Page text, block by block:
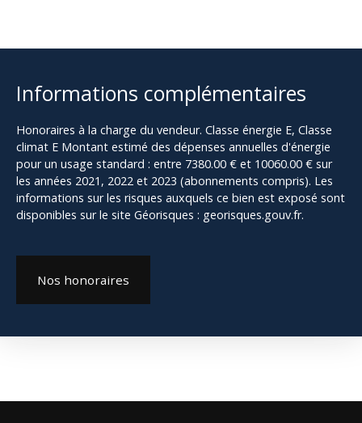
Informations complémentaires
Honoraires à la charge du vendeur. Classe énergie E, Classe
climat E Montant estimé des dépenses annuelles d'énergie
pour un usage standard : entre 7380.00 € et 10060.00 € sur
les années 2021, 2022 et 2023 (abonnements compris). Les
informations sur les risques auxquels ce bien est exposé sont
disponibles sur le site Géorisques : georisques.gouv.fr.
Nos honoraires